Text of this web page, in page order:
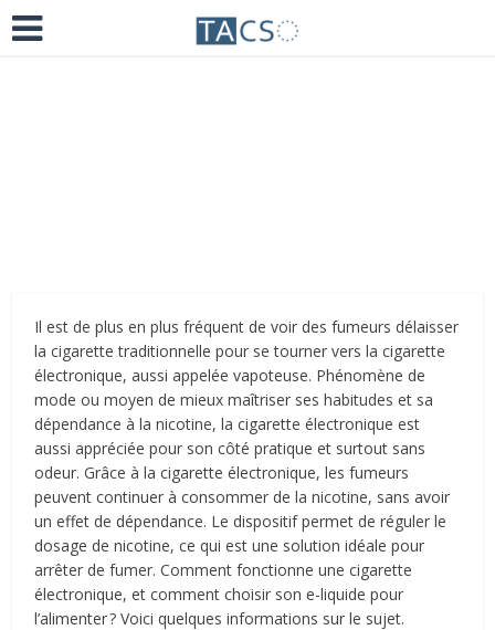
Il est de plus en plus fréquent de voir des fumeurs délaisser
la cigarette traditionnelle pour se tourner vers la cigarette
électronique, aussi appelée vapoteuse. Phénomène de
mode ou moyen de mieux maîtriser ses habitudes et sa
dépendance à la nicotine, la cigarette électronique est
aussi appréciée pour son côté pratique et surtout sans
odeur. Grâce à la cigarette électronique, les fumeurs
peuvent continuer à consommer de la nicotine, sans avoir
un effet de dépendance. Le dispositif permet de réguler le
dosage de nicotine, ce qui est une solution idéale pour
arrêter de fumer. Comment fonctionne une cigarette
électronique, et comment choisir son e-liquide pour
l’alimenter ? Voici quelques informations sur le sujet.